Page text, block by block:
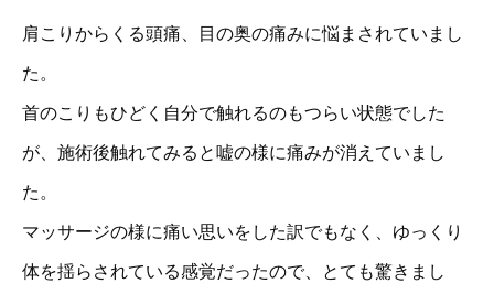
肩こりからくる頭痛、目の奥の痛みに悩まされていまし
た。
首のこりもひどく自分で触れるのもつらい状態でした
が、施術後触れてみると嘘の様に痛みが消えていまし
た。
マッサージの様に痛い思いをした訳でもなく、ゆっくり
体を揺らされている感覚だったので、とても驚きまし